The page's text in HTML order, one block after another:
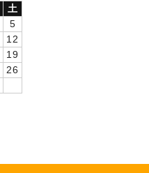
土
5
12
19
26